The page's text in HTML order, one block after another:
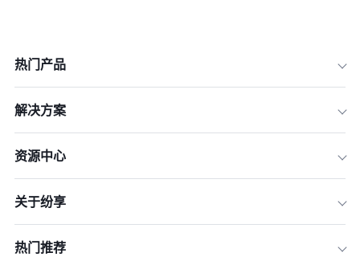
热门产品
解决方案
资源中心
关于纷享
热门推荐